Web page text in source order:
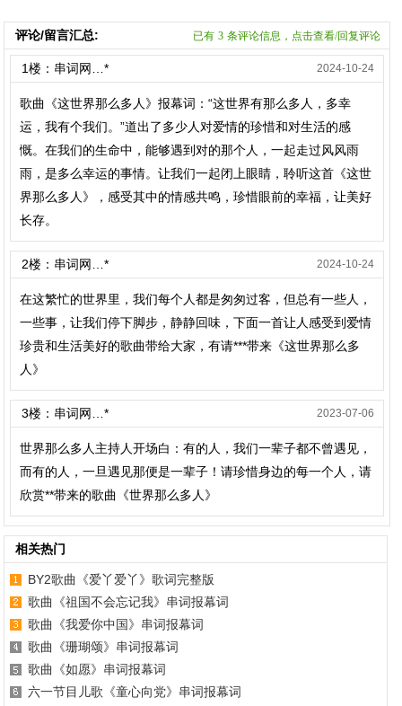
评论/留言汇总: 已有 3 条评论信息，点击查看/回复评论
2024-10-24
1楼：串词网…*
歌曲《这世界那么多人》报幕词：“这世界有那么多人，多幸
运，我有个我们。”道出了多少人对爱情的珍惜和对生活的感
慨。在我们的生命中，能够遇到对的那个人，一起走过风风雨
雨，是多么幸运的事情。让我们一起闭上眼睛，聆听这首《这世
界那么多人》，感受其中的情感共鸣，珍惜眼前的幸福，让美好
长存。
2024-10-24
2楼：串词网…*
在这繁忙的世界里，我们每个人都是匆匆过客，但总有一些人，
一些事，让我们停下脚步，静静回味，下面一首让人感受到爱情
珍贵和生活美好的歌曲带给大家，有请***带来《这世界那么多
人》
2023-07-06
3楼：串词网…*
世界那么多人主持人开场白：有的人，我们一辈子都不曾遇见，
而有的人，一旦遇见那便是一辈子！请珍惜身边的每一个人，请
欣赏**带来的歌曲《世界那么多人》
相关热门
BY2歌曲《爱丫爱丫》歌词完整版
歌曲《祖国不会忘记我》串词报幕词
歌曲《我爱你中国》串词报幕词
歌曲《珊瑚颂》串词报幕词
歌曲《如愿》串词报幕词
六一节目儿歌《童心向党》串词报幕词